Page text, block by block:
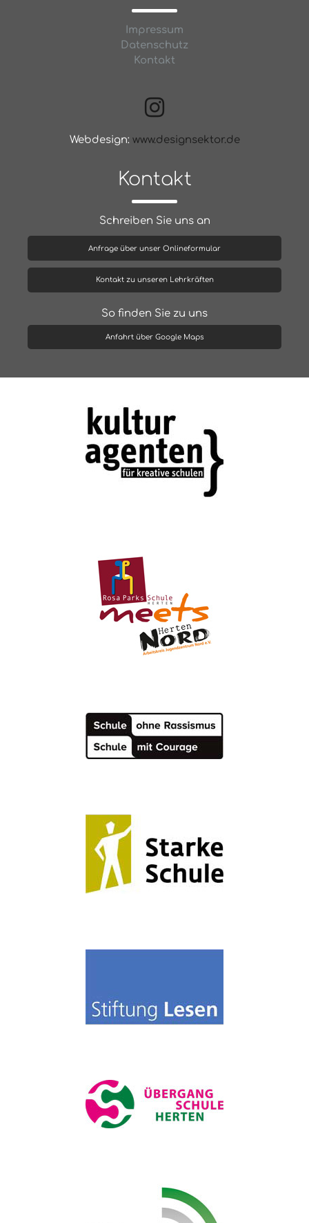
Impressum
Datenschutz
Kontakt
Webdesign: www.designsektor.de
Kontakt
Schreiben Sie uns an
Anfrage über unser Onlineformular
Kontakt zu unseren Lehrkräften
So finden Sie zu uns
Anfahrt über Google Maps